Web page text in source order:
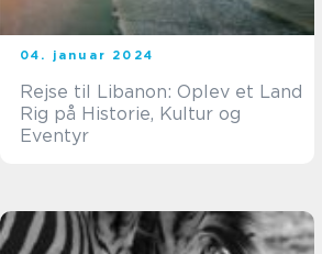
04. januar 2024
Rejse til Libanon: Oplev et Land
Rig på Historie, Kultur og
Eventyr